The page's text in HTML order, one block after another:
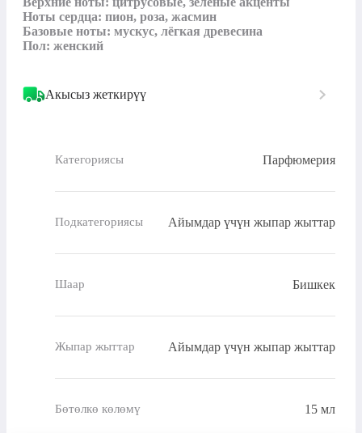
Ноты сердца: пион, роза, жасмин
Базовые ноты: мускус, лёгкая древесина
Пол: женский
Акысыз жеткирүү
Категориясы Парфюмерия
Подкатегориясы Айымдар үчүн жыпар жыттар
Шаар Бишкек
Жыпар жыттар Айымдар үчүн жыпар жыттар
Бөтөлкө көлөмү 15 мл